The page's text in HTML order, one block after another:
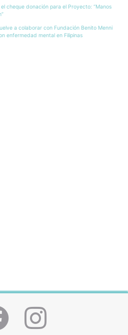
cheque donación para el Proyecto: “Manos
a colaborar con Fundación Benito Menni
enfermedad mental en Filipinas